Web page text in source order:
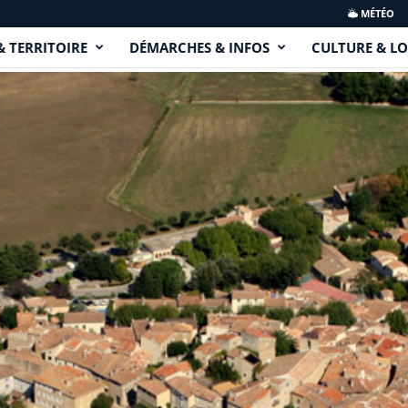
MÉTÉO
TERRITOIRE DÉMARCHES & INFOS CULTURE &